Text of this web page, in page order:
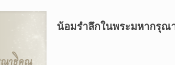
น้อมรำลึกในพระมหากรุ